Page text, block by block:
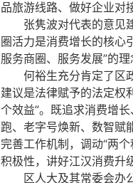
品旅游线路、做好企业对
张隽波对代表的意见
圈活力是消费增长的核心
服务商圈、服务发展”的
何裕生充分肯定了区
建议是法律赋予的法定权
个效益”。既追求消费增
跑、老字号焕新、数智赋
完善工作机制，调动“两
积极性，讲好江汉消费升
区人大及其常委会办